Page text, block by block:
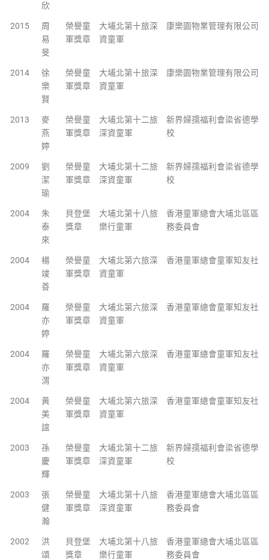
欣
2015
周
易
旻
榮譽童
軍獎章
大埔北第十旅深
資童軍
康樂園物業管理有限公司
2014
徐
樂
賢
榮譽童
軍獎章
大埔北第十旅深
資童軍
康樂園物業管理有限公司
2013
麥
燕
婷
榮譽童
軍獎章
大埔北第十二旅
深資童軍
新界婦孺福利會梁省德學
校
2009
劉
潔
瑜
榮譽童
軍獎章
大埔北第十二旅
深資童軍
新界婦孺福利會梁省德學
校
2004
朱
泰
來
貝登堡
獎章
大埔北第十八旅
樂行童軍
香港童軍總會大埔北區區
務委員會
2004
楊
竣
善
榮譽童
軍獎章
大埔北第六旅深
資童軍
香港童軍總會童軍知友社
2004
羅
亦
婷
榮譽童
軍獎章
大埔北第六旅深
資童軍
香港童軍總會童軍知友社
2004
羅
亦
渭
榮譽童
軍獎章
大埔北第六旅深
資童軍
香港童軍總會童軍知友社
2004
黃
美
誼
榮譽童
軍獎章
大埔北第六旅深
資童軍
香港童軍總會童軍知友社
2003
孫
慶
輝
榮譽童
軍獎章
大埔北第十二旅
深資童軍
新界婦孺福利會梁省德學
校
2003
張
健
瀚
榮譽童
軍獎章
大埔北第十八旅
深資童軍
香港童軍總會大埔北區區
務委員會
2002
洪
頌
貝登堡
獎章
大埔北第十八旅
樂行童軍
香港童軍總會大埔北區區
務委員會